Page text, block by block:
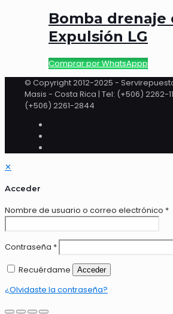
Bomba drenaje
Expulsión LG
Comprar por WhatsAppp
© Copyright 2012-2025 -
Masis - Costa Rica | Tel: (+506) 2262-
(+506) 2261-2844
✕
Acceder
Nombre de usuario o correo electrónico *
Contraseña *
Recuérdame
Acceder
¿Olvidaste la contraseña?